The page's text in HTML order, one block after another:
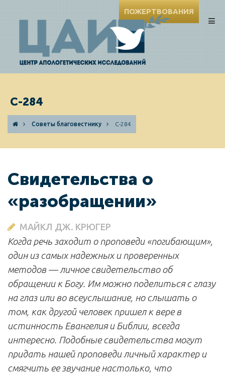
ПОЖЕРТВОВАНИЯ
C-284
Советы благовестнику C-284
Свидетельства о
«разобращении»
МАЙКЛ ДЖ. КРЮГЕР
Когда речь заходит о проповеди «погибающим»,
один из самых надежных и проверенных
методов — личное свидетельство об
обращении к Богу. Им можно поделиться с глазу
на глаз или во всеуслышание, но слышать о
том, как другой человек пришел к вере в
истинность Евангелия и Библии, всегда
интересно. Подобные свидетельства могут
придать нашей проповеди личный характер и
смягчить ее звучание настолько, что